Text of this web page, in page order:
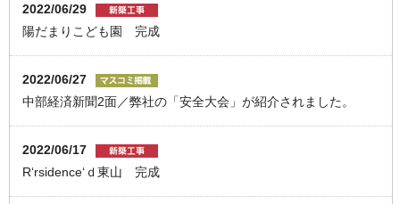
2022/06/29
陽だまりこども園 完成
2022/06/27
中部経済新聞2面／弊社の「安全大会」が紹介されました。
2022/06/17
R‘rsidence‘ｄ東山 完成